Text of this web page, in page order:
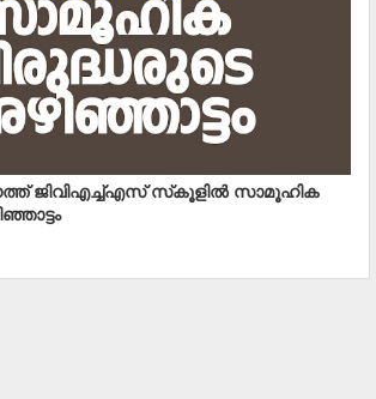
ജിവിഎച്ച്എസ് സ്‌കൂളില്‍ സാമൂഹിക